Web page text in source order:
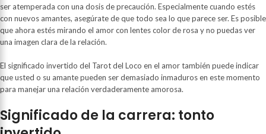
ser atemperada con una dosis de precaución. Especialmente cuando estés
con nuevos amantes, asegúrate de que todo sea lo que parece ser. Es posible
que ahora estés mirando el amor con lentes color de rosa y no puedas ver
una imagen clara de la relación.
El significado invertido del Tarot del Loco en el amor también puede indicar
que usted o su amante pueden ser demasiado inmaduros en este momento
para manejar una relación verdaderamente amorosa.
Significado de la carrera: tonto